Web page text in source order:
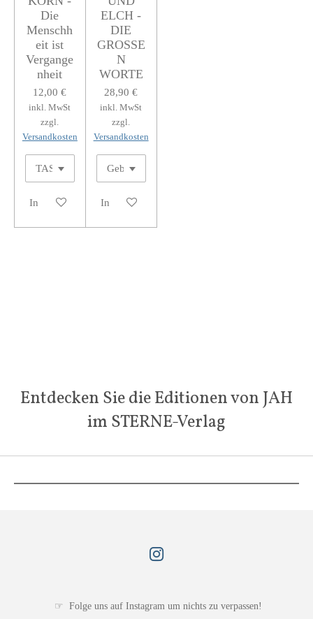
Die
Menschh
eit ist
Vergange
nheit
12,00 €
inkl. MwSt
zzgl.
Versandkosten
In den Warenkorb
ELCH -
DIE
GROSSE
N
WORTE
28,90 €
inkl. MwSt
zzgl.
Versandkosten
In den Warenkorb
Entdecken Sie die Editionen von JAH
im STERNE-Verlag
I
t
☞ Folge uns auf Instagram um nichts zu verpassen!